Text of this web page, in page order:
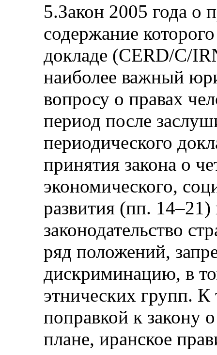
5.Закон 2005 года о
содержание
докладе (CERD/C/
наиболее важный
вопросу о правах
период после
периодического
принятия закона о
экономического,
развития (пп. 14–21)
законодательство
ряд положений,
дискриминацию, в
этнических групп. К
поправкой к закону
плане, иранское